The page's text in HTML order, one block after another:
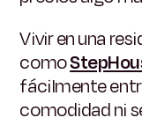
Vivir en una
como
fácilmente
comodidad ni